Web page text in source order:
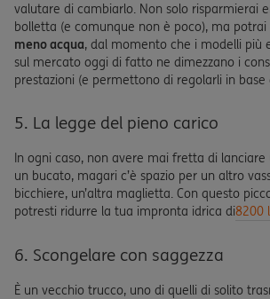
valutare di cambiarlo. Non solo risparmierai
bolletta (e comunque non è poco), ma potrai
meno acqua, dal momento che i modelli più
sul mercato oggi di fatto ne dimezzano i
prestazioni (e permettono di regolarli in base
5. La legge del pieno carico
In ogni caso, non avere mai fretta di
un bucato, magari c’è spazio per un altro
bicchiere, un’altra maglietta. Con questo
potresti ridurre la tua impronta idrica di8200
6. Scongelare con saggezza
È un vecchio trucco, uno di quelli di solito